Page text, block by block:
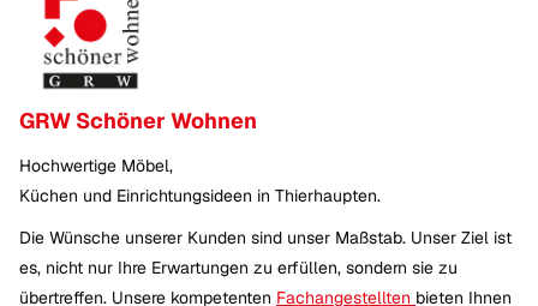
GRW Schöner Wohnen
Hochwertige Möbel,
Küchen und Einrichtungsideen in Thierhaupten.
Die Wünsche unserer Kunden sind unser Maßstab. Unser Ziel ist
es, nicht nur Ihre Erwartungen zu erfüllen, sondern sie zu
übertreffen. Unsere kompetenten Fachangestellten bieten Ihnen